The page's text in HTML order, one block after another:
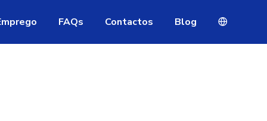
FAQs Contactos Blog